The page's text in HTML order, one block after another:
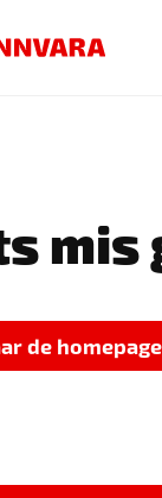
mis
de homepage